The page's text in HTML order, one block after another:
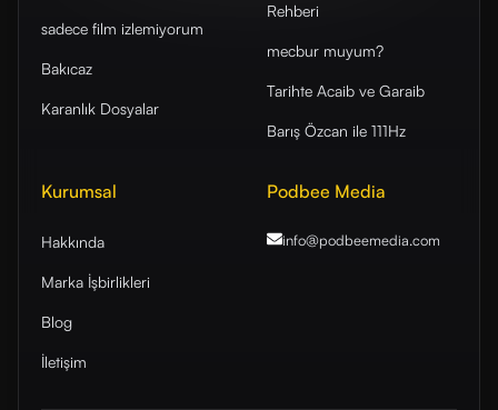
sadece film izlemiyorum
Bakıcaz
Karanlık Dosyalar
Rehberi
mecbur muyum?
Tarihte Acaib ve Garaib
Barış Özcan ile 111Hz
Kurumsal
Hakkında
Marka İşbirlikleri
Blog
İletişim
Podbee Media
info@podbeemedia.com